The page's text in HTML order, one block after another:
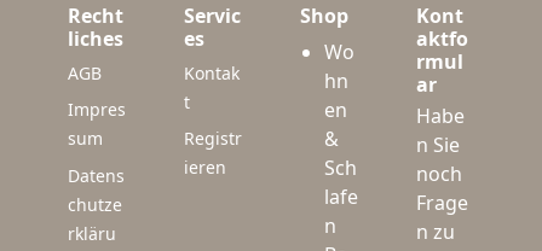
Recht
liches
AGB
Impres
sum
Datens
chutze
rkläru
Servic
es
Kontak
t
Registr
ieren
Shop
Wo
hn
en
&
Sch
lafe
n
Kont
aktfo
rmul
ar
Habe
n Sie
noch
Frage
n zu